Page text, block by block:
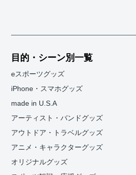
目的・シーン別一覧
eスポーツグッズ
iPhone・スマホグッズ
made in U.S.A
アーティスト・バンドグッズ
アウトドア・トラベルグッズ
アニメ・キャラクターグッズ
オリジナルグッズ